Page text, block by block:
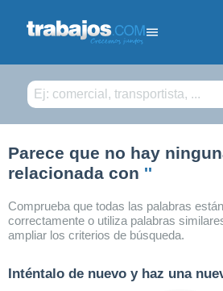
Parece que no hay
relacionada con ''
Comprueba que todas las palabras
correctamente o utiliza palabras
ampliar los criterios de búsqueda.
Inténtalo de nuevo y haz una